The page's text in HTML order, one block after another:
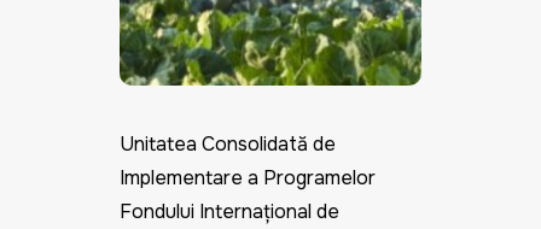
Unitatea Consolidată de
Implementare a Programelor
Fondului Internațional de